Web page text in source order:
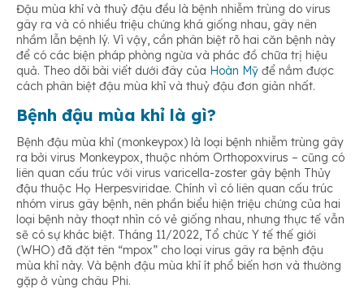
Phân biệt từ virus gây bệnh
Sự khác biệt về thời kỳ ủ bệnh
Triệu chứng của đậu mùa khỉ và thuỷ đậu cũng khác nhau
Đậu mùa khỉ và thuỷ đậu đều là bệnh nhiễm trùng do virus
gây ra và có nhiều triệu chứng khá giống nhau, gây nên
nhầm lẫn bệnh lý. Vì vậy, cần phân biệt rõ hai căn bệnh này
để có các biện pháp phòng ngừa và phác đồ chữa trị hiệu
quả. Theo dõi bài viết dưới đây của Hoàn Mỹ để nắm được
cách phân biệt đậu mùa khỉ và thuỷ đậu đơn giản nhất.
Bệnh đậu mùa khỉ là gì?
Bệnh đậu mùa khỉ (monkeypox) là loại bệnh nhiễm trùng gây
ra bởi virus Monkeypox, thuộc nhóm Orthopoxvirus – cũng có
liên quan cấu trúc với virus varicella-zoster gây bệnh Thủy
đậu thuộc Họ Herpesviridae. Chính vì có liên quan cấu trúc
nhóm virus gây bệnh, nên phần biểu hiện triệu chứng của hai
loại bệnh này thoạt nhìn có vẻ giống nhau, nhưng thực tế vẫn
sẽ có sự khác biệt. Tháng 11/2022, Tổ chức Y tế thế giới
(WHO) đã đặt tên “mpox” cho loại virus gây ra bệnh đậu
mùa khỉ này. Và bệnh đậu mùa khỉ ít phổ biến hơn và thường
gặp ở vùng châu Phi.